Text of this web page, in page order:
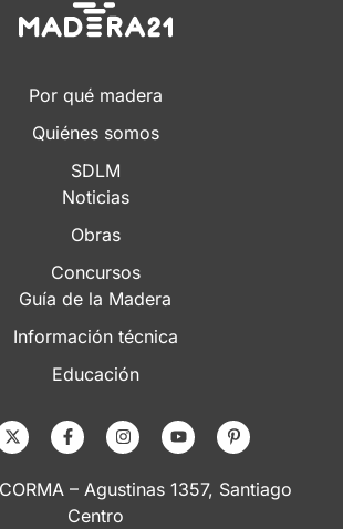
Por qué madera
Quiénes somos
SDLM
Noticias
Obras
Concursos
Guía de la Madera
Información técnica
Educación
– Agustinas 1357, Santiago
Centro